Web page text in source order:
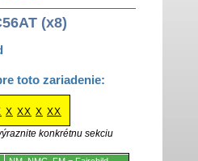
(x8)
toto zariadenie:
X XX X XX
konkrétnu sekciu